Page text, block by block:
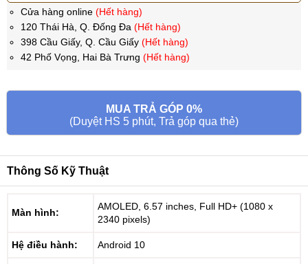
Cửa hàng online (Hết hàng)
120 Thái Hà, Q. Đống Đa (Hết hàng)
398 Cầu Giấy, Q. Cầu Giấy (Hết hàng)
42 Phố Vọng, Hai Bà Trưng (Hết hàng)
MUA TRẢ GÓP 0%
(Duyệt HS 5 phút, Trả góp qua thẻ)
Thông Số Kỹ Thuật
Màn hình:
AMOLED, 6.57 inches, Full HD+ (1080 x
2340 pixels)
Hệ điều hành: Android 10